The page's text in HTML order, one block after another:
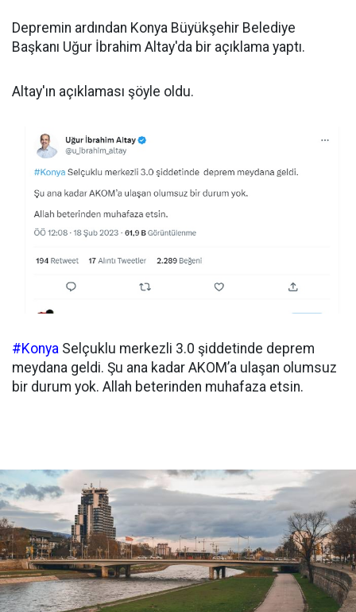
Depremin ardından Konya Büyükşehir Belediye
Başkanı Uğur İbrahim Altay'da bir açıklama yaptı.
Altay'ın açıklaması şöyle oldu.
#Konya Selçuklu merkezli 3.0 şiddetinde deprem
meydana geldi. Şu ana kadar AKOM’a ulaşan olumsuz
bir durum yok. Allah beterinden muhafaza etsin.